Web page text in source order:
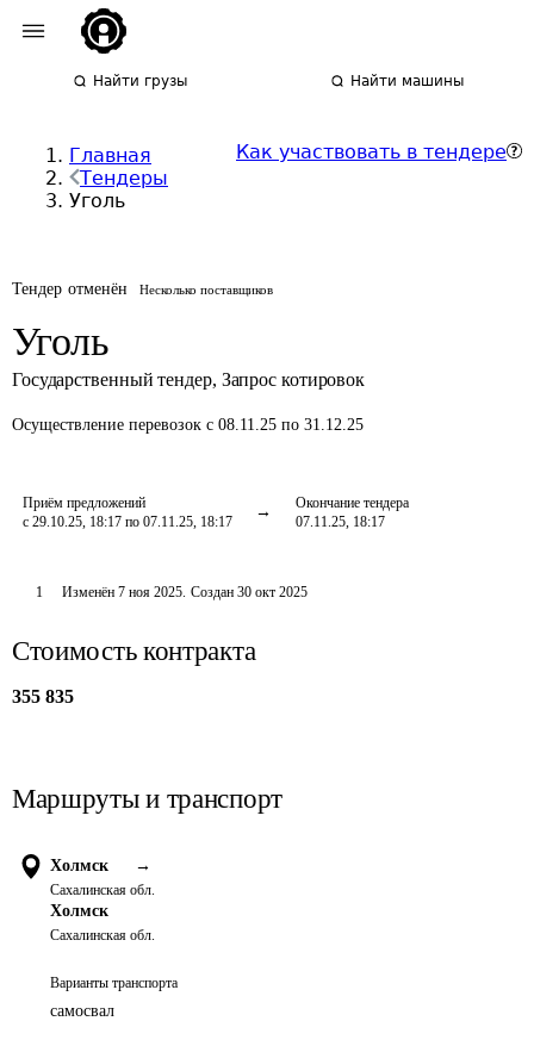
Найти грузы Найти машины
Главная
Тендеры
Уголь
Как участвовать в тендере
Тендер отменён Несколько поставщиков
Уголь
Государственный тендер, Запрос котировок
Осуществление перевозок с 08.11.25 по 31.12.25
Приём предложений
с 29.10.25, 18:17 по 07.11.25, 18:17
Окончание тендера
07.11.25, 18:17
1 Изменён 7 ноя 2025. Создан 30 окт 2025
Стоимость контракта
355 835
Маршруты и транспорт
Холмск →
Сахалинская обл.
Холмск
Сахалинская обл.
Варианты транспорта
самосвал